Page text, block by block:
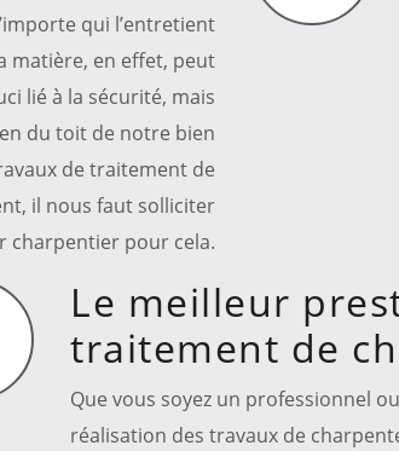
qui l’entretient
matière, en effet, peut
lié à la sécurité, mais
du toit de notre bien
de traitement de
il nous faut solliciter
charpentier pour cela.
Le meilleur
traitement de
Que vous soyez un professionnel
réalisation des travaux de